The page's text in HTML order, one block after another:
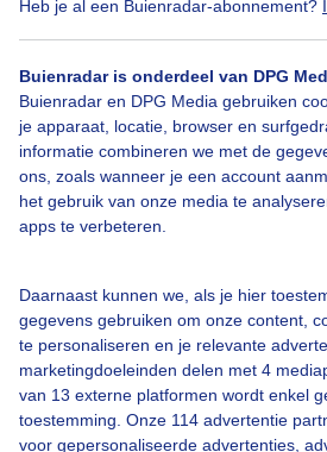
Heb je al een Buienradar-abonnement?
Buienradar is onderdeel van DPG
Buienradar en DPG Media gebruiken
je apparaat, locatie, browser en
informatie combineren we met de
ons, zoals wanneer je een account
het gebruik van onze media te
apps te verbeteren.
Daarnaast kunnen we, als je hier
gegevens gebruiken om onze content,
te personaliseren en je relevante
marketingdoeleinden delen met 4
van 13 externe platformen wordt enkel
toestemming. Onze 114 advertentie
voor gepersonaliseerde advertenties,
Zomer Zon Wolken
Bekijk slideshow
Over Buienradar